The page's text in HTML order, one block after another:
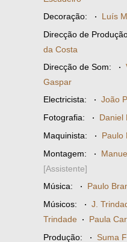
Decoração: · Luís
Direcção de
da Costa
Direcção de Som: ·
Gaspar
Electricista: · João
Fotografia: · Daniel
Maquinista: · Paulo
Montagem: ·
[Assistente]
Música: · Paulo
Músicos: · J.
Trindade · Paula
Produção: · Suma